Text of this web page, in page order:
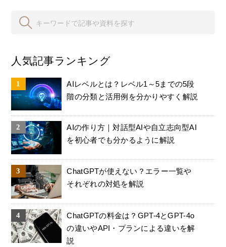
人気記事ランキング
AIレベルとは？レベル1～5までの5段
階の分類と活用例を分かりやすく解説
AIの作り方｜対話型AIや自立志向型AI
を初心者でも分かるように解説
ChatGPTが使えない？エラー一覧や
それぞれの対処を解説
ChatGPTの料金は？GPT-4とGPT-4o
の違いやAPI・プランによる違いを解
説